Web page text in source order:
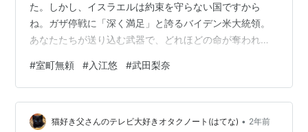
た。しかし、イスラエルは約束を守らない国ですから
ね。ガザ停戦に「深く満足」と誇るバイデン米大統領。
あなたたちが送り込む武器で、どれほどの命が奪われた
て」と友人。そしてレバノンで停戦合意後もイスラエル
軍が空爆しているように、彼らは「約束」を守らない。
https://t.co/9n811EuZQq— 安田菜津紀 Dialogue for
People (@NatsukiYasuda) 2025年1月16日 連中が犯して
#室町無頼 #入江悠 #武田梨奈
猫好き父さんのテレビ大好きオタクノート(はてな) • 2年前